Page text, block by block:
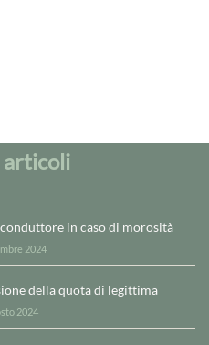
in caso di morosità
2024
della quota di legittima
2024